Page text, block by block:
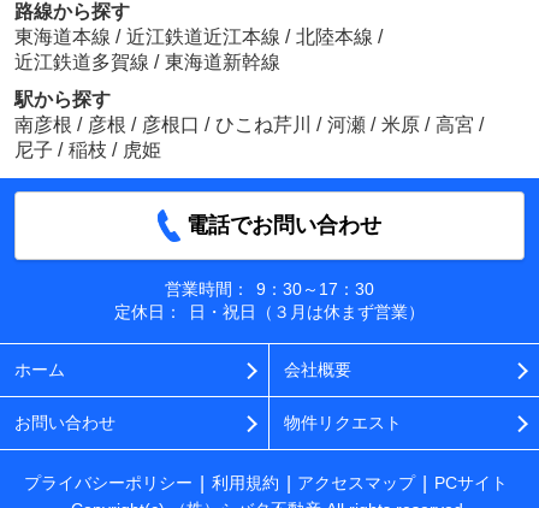
路線から探す
東海道本線 / 近江鉄道近江本線 / 北陸本線 /
近江鉄道多賀線 / 東海道新幹線
駅から探す
南彦根 / 彦根 / 彦根口 / ひこね芹川 / 河瀬 / 米原 / 高宮 /
尼子 / 稲枝 / 虎姫
電話でお問い合わせ
営業時間：
9：30～17：30
定休日：
日・祝日（３月は休まず営業）
ホーム 会社概要
お問い合わせ 物件リクエスト
プライバシーポリシー 利用規約 アクセスマップ
PCサイト